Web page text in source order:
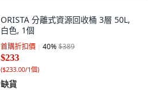
ORISTA 分離式資源回收桶 3層 50L,
白色, 1個
首購折扣價 40%$389
$233
($233.00/1個)
缺貨